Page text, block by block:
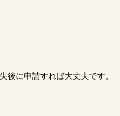
後に申請すれば大丈夫です。